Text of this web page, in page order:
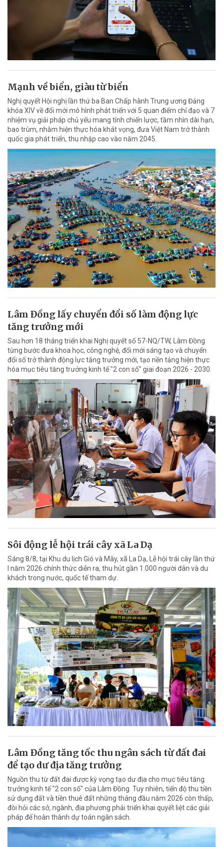
Mạnh về biển, giàu từ biển
Nghị quyết Hội nghị lần thứ ba Ban Chấp hành Trung ương Đảng
khóa XIV về đổi mới mô hình phát triển với 5 quan điểm chỉ đạo và 7
nhiệm vụ giải pháp chủ yếu mang tính chiến lược, tầm nhìn dài hạn,
bao trùm, nhằm hiện thực hóa khát vọng, đưa Việt Nam trở thành
quốc gia phát triển, thu nhập cao vào năm 2045.
Lâm Đồng lấy chuyển đổi số làm động lực
tăng trưởng mới
Sau hơn 18 tháng triển khai Nghị quyết số 57-NQ/TW, Lâm Đồng
từng bước đưa khoa học, công nghệ, đổi mới sáng tạo và chuyển
đổi số trở thành động lực tăng trưởng mới, tạo nền tảng hiện thực
hóa mục tiêu tăng trưởng kinh tế "2 con số" giai đoạn 2026 - 2030.
Sôi động lễ hội trái cây xã La Dạ
Sáng 8/8, tại Khu du lịch Gió và Mây, xã La Dạ, Lễ hội trái cây lần thứ
I năm 2026 chính thức diễn ra, thu hút gần 1.000 người dân và du
khách trong nước, quốc tế tham dự.
Lâm Đồng tăng tốc thu ngân sách từ đất đai
để tạo dư địa tăng trưởng
Nguồn thu từ đất đai được kỳ vọng tạo dư địa cho mục tiêu tăng
trưởng kinh tế "2 con số" của Lâm Đồng. Tuy nhiên, tiến độ thu tiền
sử dụng đất và tiền thuê đất những tháng đầu năm 2026 còn thấp,
đòi hỏi các sở, ngành, địa phương phải triển khai quyết liệt các giải
pháp để hoàn thành dự toán ngân sách.